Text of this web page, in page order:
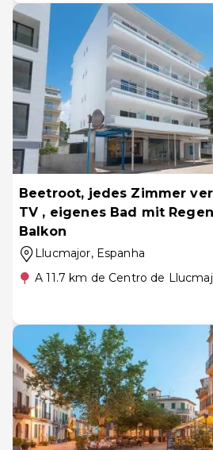
Beetroot, jedes Zimmer
TV , eigenes Bad mit
Balkon
Llucmajor, Espanha
A 11.7 km de Centro de